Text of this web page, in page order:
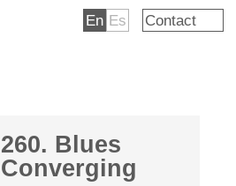
En Es Contact
260. Blues
Converging